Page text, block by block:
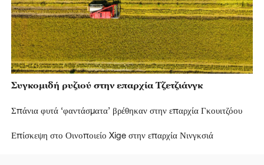
Συγκομιδή ρυζιού στην επαρχία Τζετζιάνγκ
Σπάνια φυτά ‘φαντάσματα’ βρέθηκαν στην επαρχία Γκουιτζόου
Επίσκεψη στο Οινοποιείο Xige στην επαρχία Νινγκσιά